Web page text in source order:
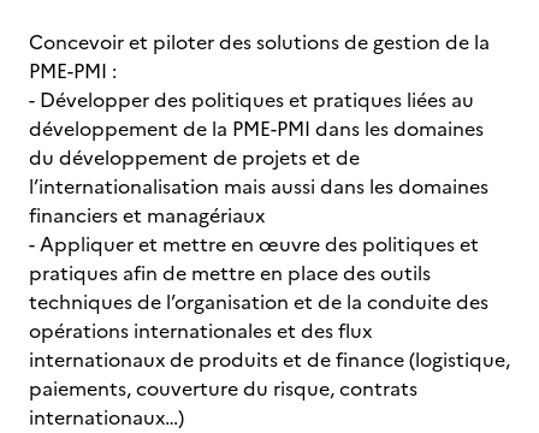
Concevoir et piloter des solutions de gestion de la
PME-PMI :
- Développer des politiques et pratiques liées au
développement de la PME-PMI dans les domaines
du développement de projets et de
l’internationalisation mais aussi dans les domaines
financiers et managériaux
- Appliquer et mettre en œuvre des politiques et
pratiques afin de mettre en place des outils
techniques de l’organisation et de la conduite des
opérations internationales et des flux
internationaux de produits et de finance (logistique,
paiements, couverture du risque, contrats
internationaux…)